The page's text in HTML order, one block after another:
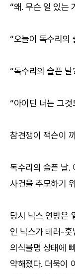
“왜. 무슨 일 있는
“오늘이 독수리의
“독수리의 슬픈 날
“아이딘 너는 그것
참견쟁이 잭슨이
독수리의 슬픈 날.
사건을 추모하기
당시 닉스 연방은
인 닉스가 테러-
의식불명 상태에
약해졌다. 더욱이